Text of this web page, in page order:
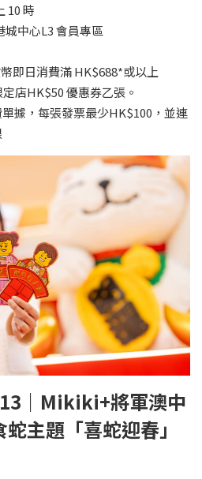
10 時
中心L3 會員專區
即日消費滿 HK$688*或以上
店HK$50 優惠券乙張。
據，每張發票最少HK$100，並連
｜Mikiki+將軍澳中
主題「喜蛇迎春」